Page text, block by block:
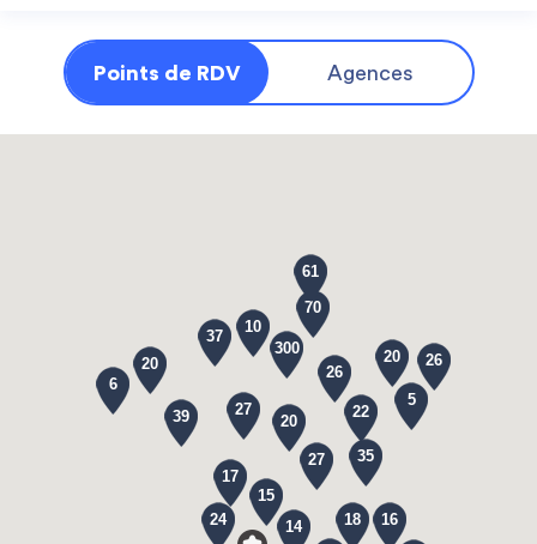
Points de RDV Agences
35
70
27
16
26
14
37
17
20
15
22
300
20
18
6
24
27
39
20
61
26
10
5